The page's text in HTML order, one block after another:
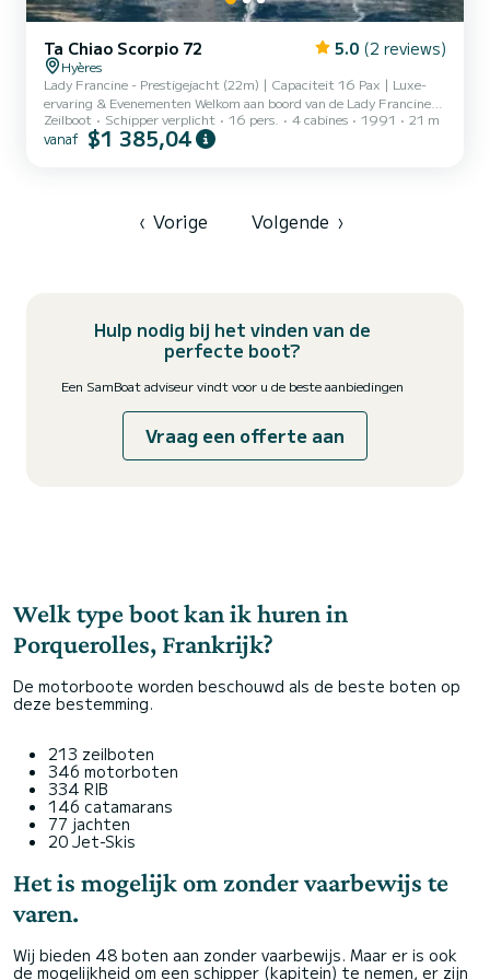
Ta Chiao Scorpio 72 5.0 (2 reviews)
Hyères
Lady Francine - Prestigejacht (22m) | Capaciteit 16 Pax | Luxe-
ervaring & Evenementen Welkom aan boord van de Lady Francine,
een traditionele ketch van 22 meter met een prestigieus verleden
(voormalig zeilschip van Liliane Bettencourt). Met de elegantie van
ervoor te zorgen dat u zich nergens zorgen over ho...
Zeilboot Schipper verplicht 16 pers. 4 cabines 1991 21 m
vanaf $1 385,04
‹ Vorige Volgende ›
Hulp nodig bij het vinden van de
perfecte boot?
Een SamBoat adviseur vindt voor u de beste aanbiedingen
Vraag een offerte aan
Welk type boot kan ik huren in
Porquerolles, Frankrijk?
De motorboote worden beschouwd als de beste boten op
deze bestemming.
213 zeilboten
346 motorboten
334 RIB
146 catamarans
77 jachten
20 Jet-Skis
Het is mogelijk om zonder vaarbewijs te
varen.
Wij bieden 48 boten aan zonder vaarbewijs. Maar er is ook
de mogelijkheid om een schipper (kapitein) te nemen, er zijn